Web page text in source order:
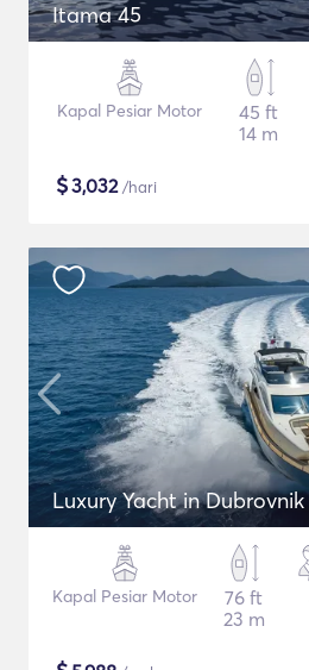
Itama 45
Kapal Pesiar Motor
45 ft
14 m
$3,032/hari
Luxury Yacht in Dubrovnik
Kapal Pesiar Motor
76 ft
23 m